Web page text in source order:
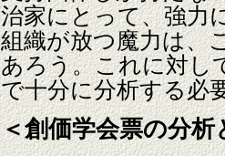
治家にとって、強力
組織が放つ魔力は、
あろう。これに対し
で十分に分析する必
＜創価学会票の分析